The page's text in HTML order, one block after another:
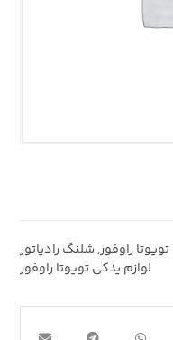
تویوتا راوفور,شلنگ رادیاتور
لوازم یدکی تویوتا راوفور